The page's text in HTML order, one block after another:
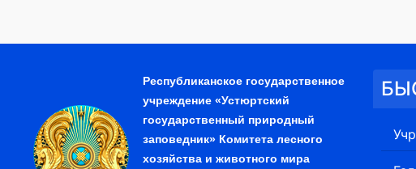
Республиканское государственное
учреждение «Устюртский
государственный природный
заповедник» Комитета лесного
хозяйства и животного мира